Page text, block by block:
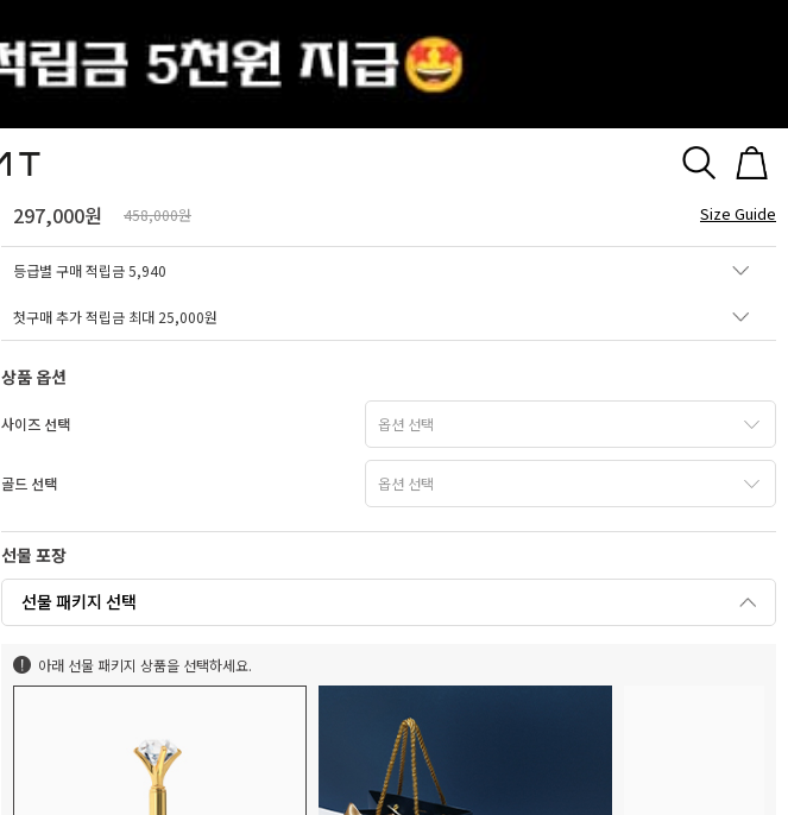
14K 18K 에뚜왈 심플 그라데이션 스톤 반지
297,000원 458,000원 Size Guide
등급별 구매 적립금5,940
첫구매 추가 적립금 최대 25,000원
상품 옵션
사이즈 선택
골드 선택
선물 포장
선물 패키지 선택
아래 선물 패키지 상품을 선택하세요.